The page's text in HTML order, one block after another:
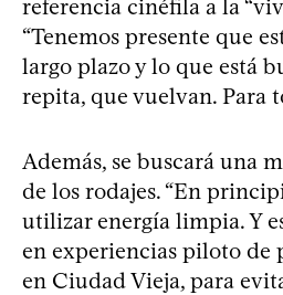
referencia cinéfila a la
“Tenemos presente que
largo plazo y lo que está
repita, que vuelvan. Para
Además, se buscará una
de los rodajes. “En
utilizar energía limpia. Y
en experiencias piloto de
en Ciudad Vieja, para